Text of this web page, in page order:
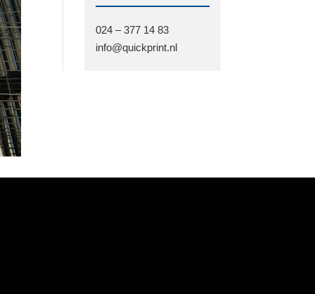
024 – 377 14 83
info@quickprint.nl